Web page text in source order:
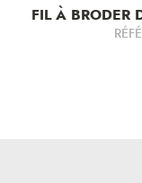
FIL À BRODER